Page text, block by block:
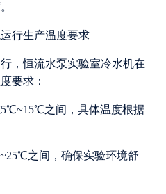
行生产温度要求
，恒流水泵实验室冷水机在
要求：
之间，具体温度根据
之间，确保实验环境舒